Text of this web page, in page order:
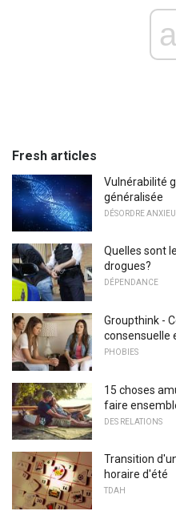
Fresh articles
Vulnérabilité
généralisée
DÉSORDRE
Quelles sont
drogues?
DÉPENDANCE
Groupthink -
consensuelle
PHOBIES
15 choses
faire
DES RELATIONS
Transition
horaire d'été
TDAH